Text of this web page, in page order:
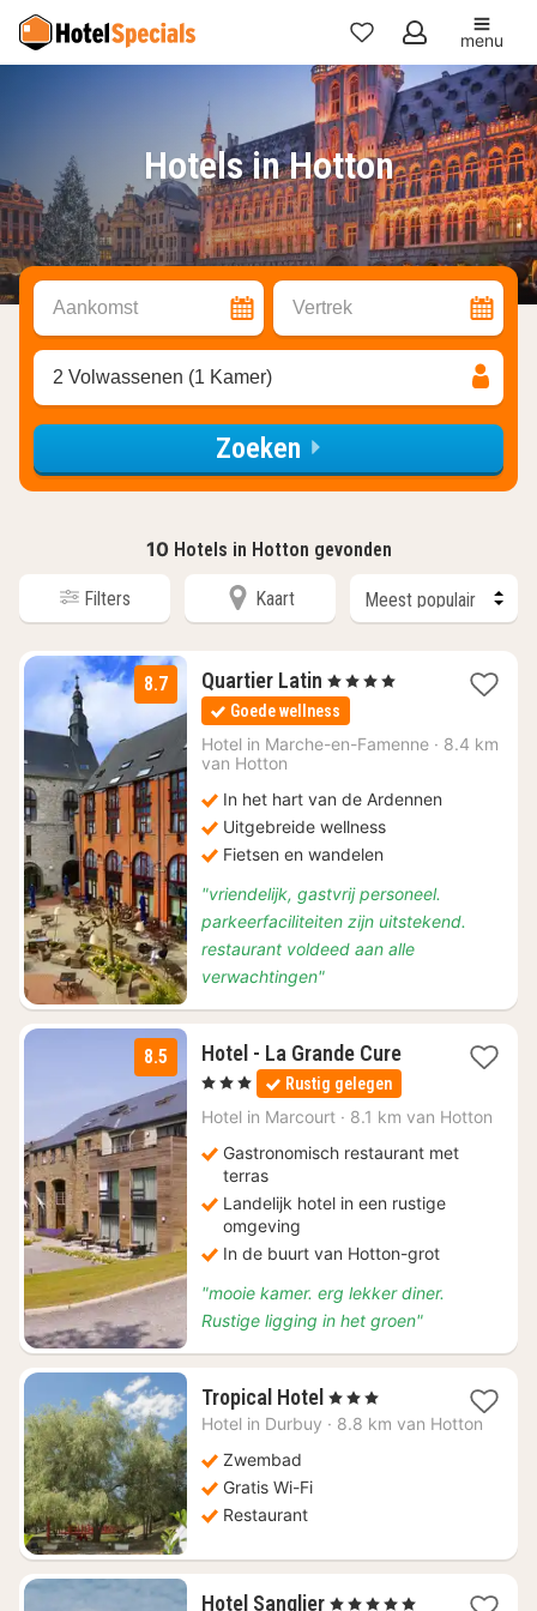
Mijn
favorieten
menu
Hotels in Hotton
Aankomst Vertrek
2 Volwassenen (1 Kamer)
Zoeken
10 Hotels in Hotton gevonden
Filters Kaart
8.7 Quartier Latin 3
nachten
vanaf
€
, 4 Sterren
Goede wellness
Hotel in Marche-en-Famenne · 8.4 km
van Hotton
In het hart van de Ardennen
Uitgebreide wellness
Fietsen en wandelen
"vriendelijk, gastvrij personeel.
parkeerfaciliteiten zijn uitstekend.
restaurant voldeed aan alle
verwachtingen"
8.5 Hotel - La Grande Cure3
nachten
vanaf
€
, 3 Sterren Rustig gelegen
Hotel in Marcourt · 8.1 km van Hotton
Gastronomisch restaurant met
terras
Landelijk hotel in een rustige
omgeving
In de buurt van Hotton-grot
"mooie kamer. erg lekker diner.
Rustige ligging in het groen"
Tropical Hotel 1
nacht
, 3 Sterren
Hotel in Durbuy · 8.8 km van Hotton
Zwembad
Gratis Wi-Fi
Restaurant
Hotel Sanglier1
, 5 Sterren